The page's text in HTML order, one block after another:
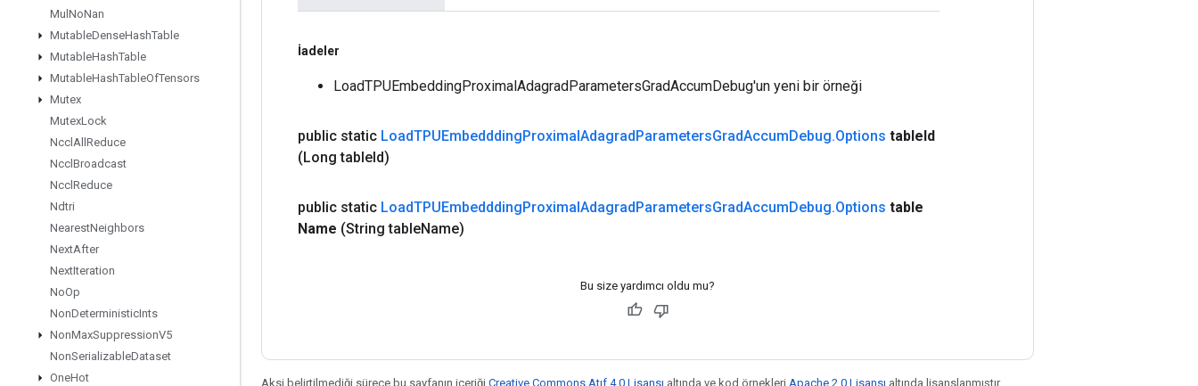
Mul NoNan
MutableDenseHashTable
MutableHashTable
MutableHashTableOfTensors
Mutex
MutexLock
Nccl All Reduce
Nccl Broadcast
Nccl Reduce
Ndtri
NearestNeighbors
NextAfter
NextIteration
NoOp
NonDeterministicInts
NonMaxSuppressionV5
NonSerializableDataset
OneHot
İadeler
LoadTPUEmbeddingProximalAdagradParametersGradAccumDebug'un yeni bir örneği
public static LoadTPUEmbedddingProximalAdagradParametersGradAccumDebug.Options tableId
(Long tableId)
public static LoadTPUEmbedddingProximalAdagradParametersGradAccumDebug.Options table
Name (String tableName)
Bu size yardımcı oldu mu?
Aksi belirtilmediği sürece bu sayfanın içeriği Creative Commons Atıf 4.0 Lisansı altında ve kod örnekleri Apache 2.0 Lisansı altında lisanslanmıştır.